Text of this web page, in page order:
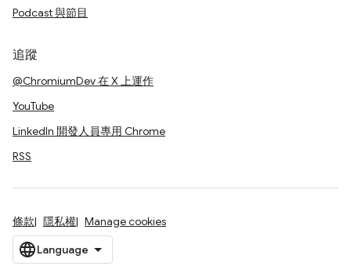
Podcast 與節目
追蹤
@ChromiumDev 在 X 上運作
YouTube
LinkedIn 開發人員專用 Chrome
RSS
條款 隱私權 Manage cookies